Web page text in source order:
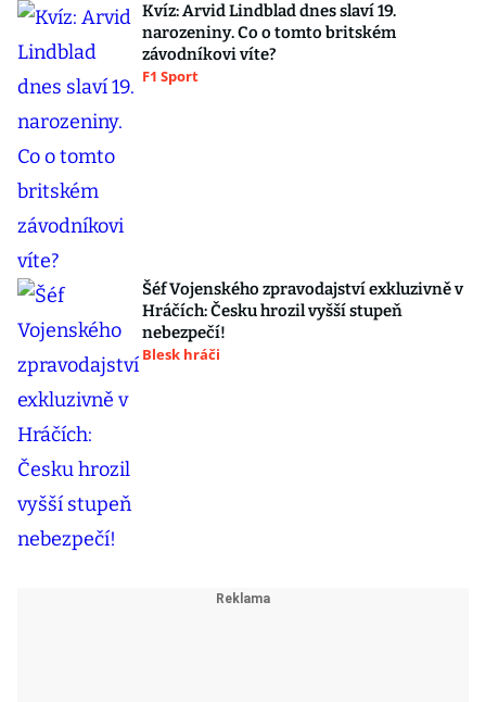
Kvíz: Arvid Lindblad dnes slaví 19.
narozeniny. Co o tomto britském
závodníkovi víte?
F1 Sport
Šéf Vojenského zpravodajství exkluzivně v
Hráčích: Česku hrozil vyšší stupeň
nebezpečí!
Blesk hráči